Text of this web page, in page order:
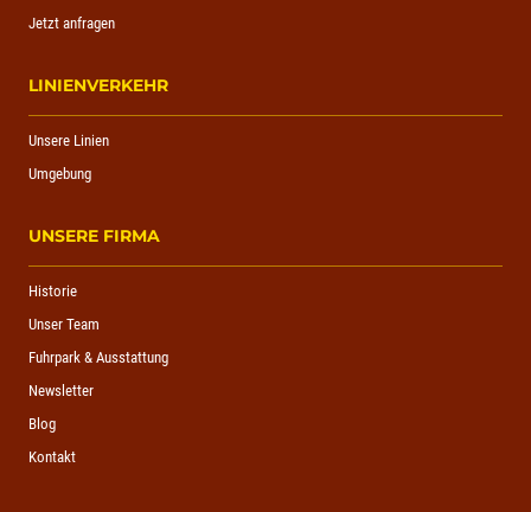
Jetzt anfragen
LINIENVERKEHR
Unsere Linien
Umgebung
UNSERE FIRMA
Historie
Unser Team
Fuhrpark & Ausstattung
Newsletter
Blog
Kontakt